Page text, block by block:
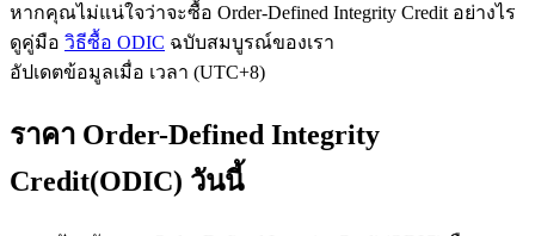
ฟิวเจอร์สที่ใช้ USDT เป็นหลักประกัน
หากคุณไม่แน่ใจว่าจะซื้อ Order-Defined Integrity Credit อย่างไร
ดูคู่มือ วิธีซื้อ ODIC ฉบับสมบูรณ์ของเรา
อัปเดตข้อมูลเมื่อ เวลา (UTC+8)
ราคา Order-Defined Integrity
Credit(ODIC) วันนี้